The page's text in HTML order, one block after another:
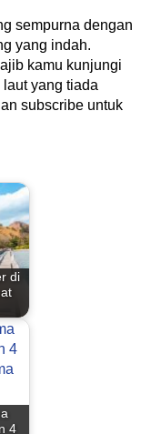
sempurna dengan
yang indah.
kamu kunjungi
yang tiada
subscribe untuk
di
4